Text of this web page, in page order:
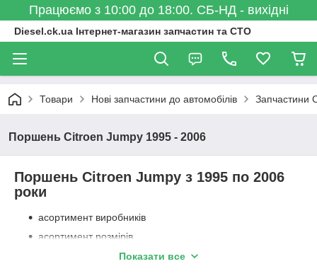
Працюємо з 10:00 до 18:00. СБ-НД - вихідні
Diesel.ck.ua Інтернет-магазин запчастин та СТО
Товари Нові запчастини до автомобілів Запчастини
Поршень Citroen Jumpy 1995 - 2006
Поршень Citroen Jumpy з 1995 по 2006
роки
асортимент виробників
асортимент розмірів
у зборі з кільцями та безПоказати все